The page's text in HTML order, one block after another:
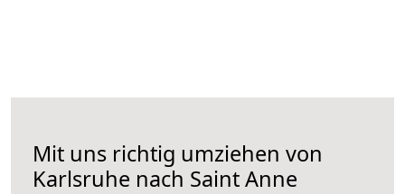
Mit uns richtig umziehen von
Karlsruhe nach Saint Anne